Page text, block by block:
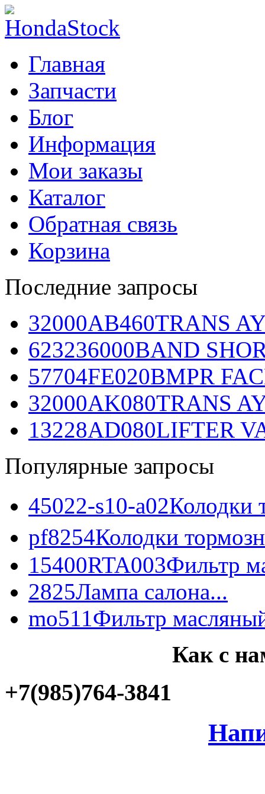
Главная
Запчасти
Блог
Информация
Мои заказы
Каталог
Обратная связь
Корзина
Последние запросы
32000AB460TRANS
623236000BAND
57704FE020BMPR
32000AK080TRANS
13228AD080LIFTER
Популярные запросы
45022-s10-a02Колодки
pf8254Колодки
15400RTA003Фильтр
2825Лампа салона...
mo511Фильтр
Как с
+7(985)764-3841